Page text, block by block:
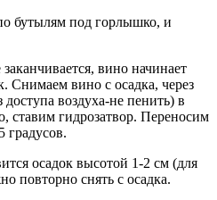
бутылям под горлышко, и
вино начинает
Снимаем вино с осадка, через
воздуха-не пенить) в
ставим гидрозатвор. Переносим
градусов.
осадок высотой 1-2 см (для
повторно снять с осадка.